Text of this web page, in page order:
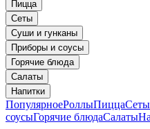
Пицца
Сеты
Суши и гунканы
Приборы и соусы
Горячие блюда
Салаты
Напитки
ПопулярноеРоллыПиццаСеты
соусыГорячие блюдаСалаты